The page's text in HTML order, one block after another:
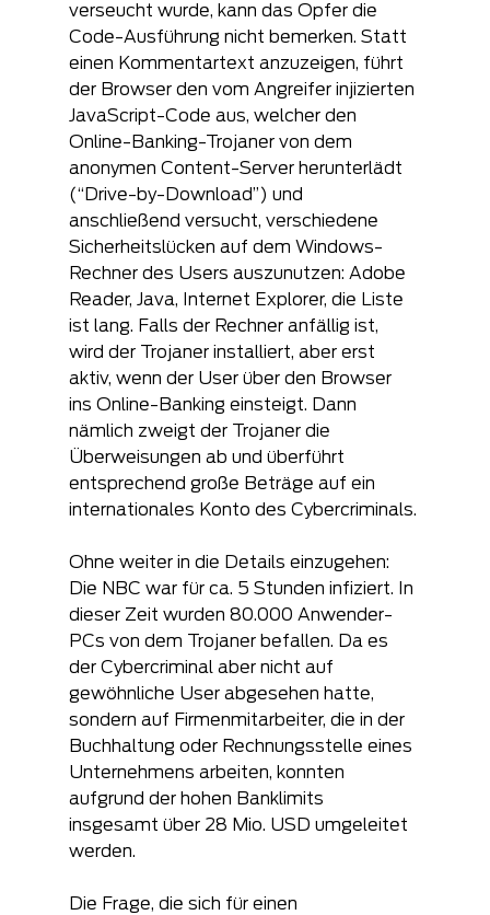
verseucht wurde, kann das Opfer die
Code-Ausführung nicht bemerken. Statt
einen Kommentartext anzuzeigen, führt
der Browser den vom Angreifer injizierten
JavaScript-Code aus, welcher den
Online-Banking-Trojaner von dem
anonymen Content-Server herunterlädt
(“Drive-by-Download”) und
anschließend versucht, verschiedene
Sicherheitslücken auf dem Windows-
Rechner des Users auszunutzen: Adobe
Reader, Java, Internet Explorer, die Liste
ist lang. Falls der Rechner anfällig ist,
wird der Trojaner installiert, aber erst
aktiv, wenn der User über den Browser
ins Online-Banking einsteigt. Dann
nämlich zweigt der Trojaner die
Überweisungen ab und überführt
entsprechend große Beträge auf ein
internationales Konto des Cybercriminals.
Ohne weiter in die Details einzugehen:
Die NBC war für ca. 5 Stunden infiziert. In
dieser Zeit wurden 80.000 Anwender-
PCs von dem Trojaner befallen. Da es
der Cybercriminal aber nicht auf
gewöhnliche User abgesehen hatte,
sondern auf Firmenmitarbeiter, die in der
Buchhaltung oder Rechnungsstelle eines
Unternehmens arbeiten, konnten
aufgrund der hohen Banklimits
insgesamt über 28 Mio. USD umgeleitet
werden.
Die Frage, die sich für einen